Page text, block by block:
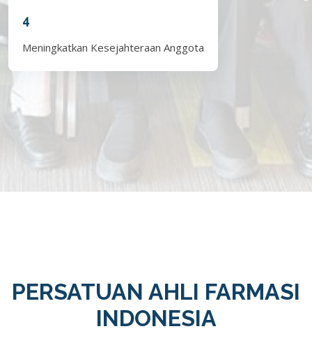
4
Meningkatkan Kesejahteraan Anggota
PERSATUAN AHLI FARMASI
INDONESIA